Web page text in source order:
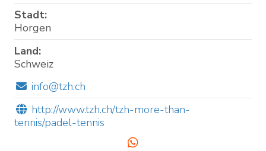
Stadt:
Horgen
Land:
Schweiz
info@tzh.ch
http://www.tzh.ch/tzh-more-than-
tennis/padel-tennis